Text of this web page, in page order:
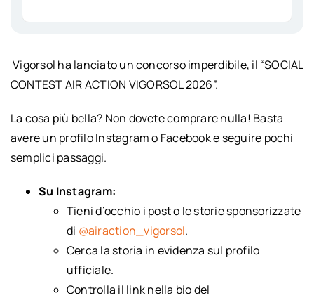
Vigorsol ha lanciato un concorso imperdibile, il “SOCIAL
CONTEST AIR ACTION VIGORSOL 2026”.
La cosa più bella? Non dovete comprare nulla! Basta
avere un profilo Instagram o Facebook e seguire pochi
semplici passaggi.
Su Instagram:
Tieni d’occhio i post o le storie sponsorizzate
di @airaction_vigorsol.
Cerca la storia in evidenza sul profilo
ufficiale.
Controlla il link nella bio del